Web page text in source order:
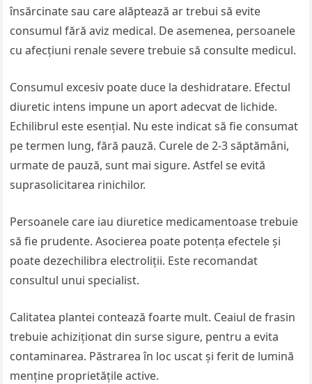
însărcinate sau care alăptează ar trebui să evite
consumul fără aviz medical. De asemenea, persoanele
cu afecțiuni renale severe trebuie să consulte medicul.
Consumul excesiv poate duce la deshidratare. Efectul
diuretic intens impune un aport adecvat de lichide.
Echilibrul este esențial. Nu este indicat să fie consumat
pe termen lung, fără pauză. Curele de 2-3 săptămâni,
urmate de pauză, sunt mai sigure. Astfel se evită
suprasolicitarea rinichilor.
Persoanele care iau diuretice medicamentoase trebuie
să fie prudente. Asocierea poate potența efectele și
poate dezechilibra electroliții. Este recomandat
consultul unui specialist.
Calitatea plantei contează foarte mult. Ceaiul de frasin
trebuie achiziționat din surse sigure, pentru a evita
contaminarea. Păstrarea în loc uscat și ferit de lumină
menține proprietățile active.